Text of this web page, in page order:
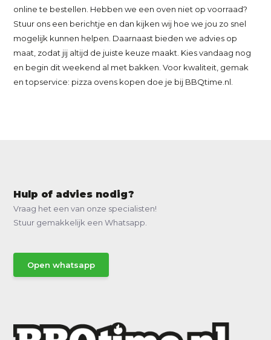
online te bestellen. Hebben we een oven niet op voorraad?
Stuur ons een berichtje en dan kijken wij hoe we jou zo snel
mogelijk kunnen helpen. Daarnaast bieden we advies op
maat, zodat jij altijd de juiste keuze maakt. Kies vandaag nog
en begin dit weekend al met bakken. Voor kwaliteit, gemak
en topservice: pizza ovens kopen doe je bij BBQtime.nl.
Hulp of advies nodig?
Vraag het een van onze specialisten!
Stuur gemakkelijk een Whatsapp.
Open whatsapp